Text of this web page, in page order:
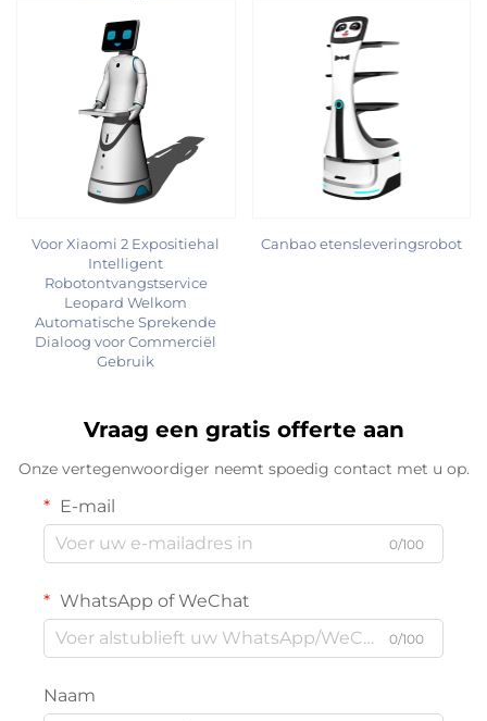
Voor Xiaomi 2 Expositiehal
Intelligent
Robotontvangstservice
Leopard Welkom
Automatische Sprekende
Dialoog voor Commerciël
Gebruik
Canbao etensleveringsrobot
Vraag een gratis offerte aan
Onze vertegenwoordiger neemt spoedig contact met u op.
E-mail
0/100
WhatsApp of WeChat
0/100
Naam